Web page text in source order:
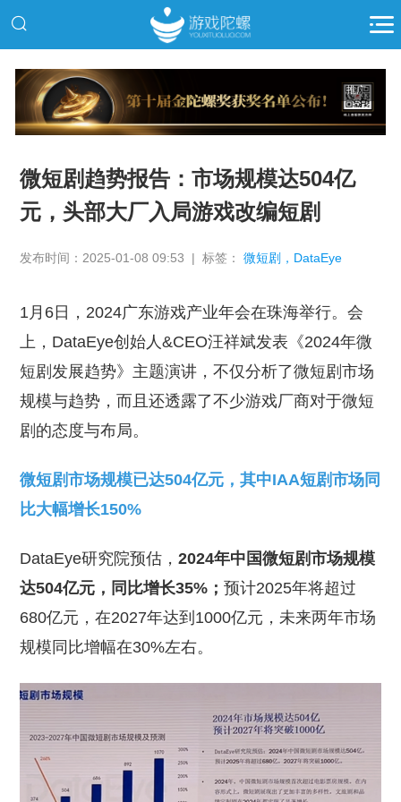
推广
微短剧趋势报告：市场规模达504亿
元，头部大厂入局游戏改编短剧
发布时间：2025-01-08 09:53 | 标签：微短剧，DataEye
1月6日，2024广东游戏产业年会在珠海举行。会
上，DataEye创始人&CEO汪祥斌发表《2024年微
短剧发展趋势》主题演讲，不仅分析了微短剧市场
规模与趋势，而且还透露了不少游戏厂商对于微短
剧的态度与布局。
微短剧市场规模已达504亿元，其中IAA短剧市场同
比大幅增长150%
DataEye研究院预估，2024年中国微短剧市场规模
达504亿元，同比增长35%；预计2025年将超过
680亿元，在2027年达到1000亿元，未来两年市场
规模同比增幅在30%左右。